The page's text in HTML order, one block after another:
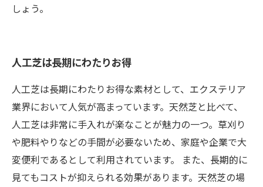
しょう。
人工芝は長期にわたりお得
人工芝は長期にわたりお得な素材として、エクステリア
業界において人気が高まっています。天然芝と比べて、
人工芝は非常に手入れが楽なことが魅力の一つ。草刈り
や肥料やりなどの手間が必要ないため、家庭や企業で大
変便利であるとして利用されています。 また、長期的に
見てもコストが抑えられる効果があります。天然芝の場